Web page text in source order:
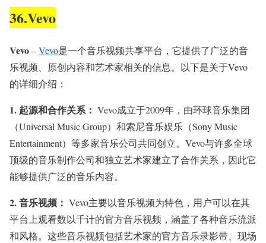
36.Vevo
Vevo–Vevo是一个音乐视频共享平台，它提供了广泛的音
乐视频、原创内容和艺术家相关的信息。以下是关于Vevo
的详细介绍：
1. 起源和合作关系： Vevo成立于2009年，由环球音乐集团
（Universal Music Group）和索尼音乐娱乐（Sony Music
Entertainment）等多家音乐公司共同创立。Vevo与许多全球
顶级的音乐制作公司和独立艺术家建立了合作关系，因此它
能够提供广泛的音乐内容。
2.音乐视频： Vevo主要以音乐视频为特色，用户可以在其
平台上观看数以千计的官方音乐视频，涵盖了各种音乐流派
和风格。这些音乐视频包括艺术家的官方音乐录影带、现场